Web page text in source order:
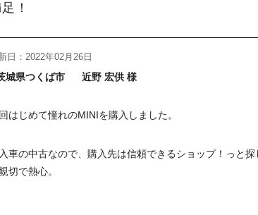
！
日：2022年02月26日
城県つくば市 近野 宏供 様
はじめて憧れのMINIを購入しました。
車の中古なので、購入先は信頼できるショップ！っと
切で熱心。